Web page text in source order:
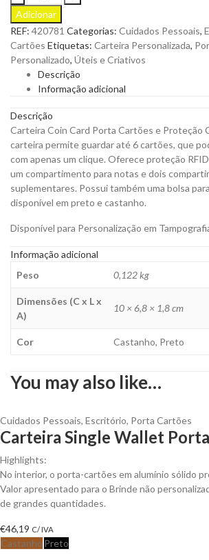
Coin
Card
Porta
Cartões
e
Proteção
Contra
para
Personalizar
quantity
Adicionar
REF: 420781 Categorias: Cuidados Pessoais,
Cartões Etiquetas: Carteira Personalizada,
Personalizado, Úteis e Criativos
Descrição
Informação adicional
Descrição
Carteira Coin Card Porta Cartões e Proteção
carteira permite guardar até 6 cartões, que
com apenas um clique. Oferece proteção
um compartimento para notas e dois
suplementares. Possui também uma bolsa
disponível em preto e castanho.
Disponível para Personalização em
Informação adicional
Peso
0,122 kg
Dimensões (C x L x
A)
10 × 6,8 × 1,8 cm
Cor Castanho, Preto
You may also like…
Cuidados Pessoais, Escritório, Porta Cartões
Carteira Single Wallet
Highlights:
No interior, o porta-cartões em alumínio sólido
Valor apresentado para o Brinde não
de grandes quantidades.
€46,19 C/ IVA
Castanho Preto